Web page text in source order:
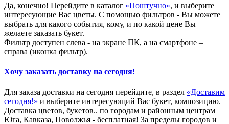
Да, конечно! Перейдите в каталог «Поштучно», и выберите
интересующие Вас цветы. С помощью фильтров - Вы можете
выбрать для какого события, кому, и по какой цене Вы
желаете заказать букет.
Фильтр доступен слева - на экране ПК, а на смартфоне –
справа (иконка фильтр).
Хочу заказать доставку на сегодня!
Для заказа доставки на сегодня перейдите, в раздел «Доставим
сегодня!» и выберите интересующий Вас букет, композицию.
Доставка цветов, букетов.. по городам и районным центрам
Юга, Кавказа, Поволжья - бесплатная! За пределы городов и